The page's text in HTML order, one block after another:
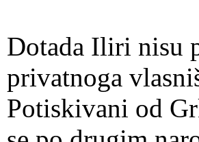
Dotada Iliri nisu
privatnoga
Potiskivani od